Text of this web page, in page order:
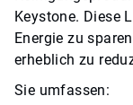
Keystone. Diese
Energie zu
erheblich zu
Sie umfassen: